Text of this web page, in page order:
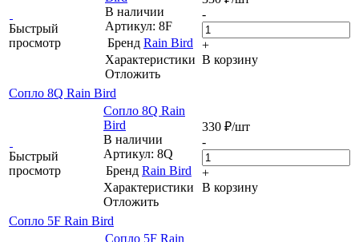
Быстрый
просмотр
В наличии
Артикул: 8F
Бренд Rain Bird
Характеристики
Отложить
-
+
В корзину
Сопло 8Q Rain Bird
Быстрый
просмотр
Сопло 8Q Rain
Bird
В наличии
Артикул: 8Q
Бренд Rain Bird
Характеристики
Отложить
330 ₽/шт
-
+
В корзину
Сопло 5F Rain Bird
Сопло 5F Rain